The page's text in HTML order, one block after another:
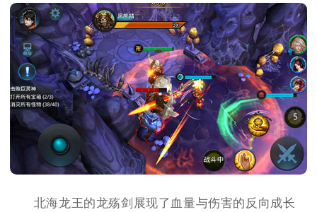
北海龙王的龙殇剑展现了血量与伤害的反向成长